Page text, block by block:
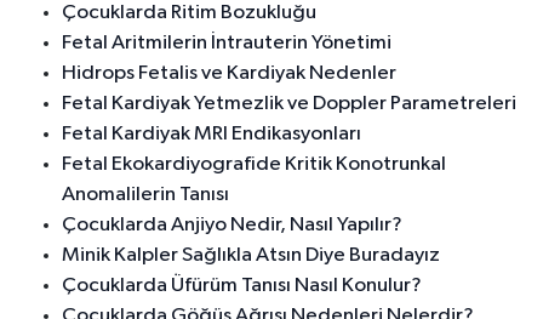
Çocuklarda Ritim Bozukluğu
Fetal Aritmilerin İntrauterin Yönetimi
Hidrops Fetalis ve Kardiyak Nedenler
Fetal Kardiyak Yetmezlik ve Doppler Parametreleri
Fetal Kardiyak MRI Endikasyonları
Fetal Ekokardiyografide Kritik Konotrunkal
Anomalilerin Tanısı
Çocuklarda Anjiyo Nedir, Nasıl Yapılır?
Minik Kalpler Sağlıkla Atsın Diye Buradayız
Çocuklarda Üfürüm Tanısı Nasıl Konulur?